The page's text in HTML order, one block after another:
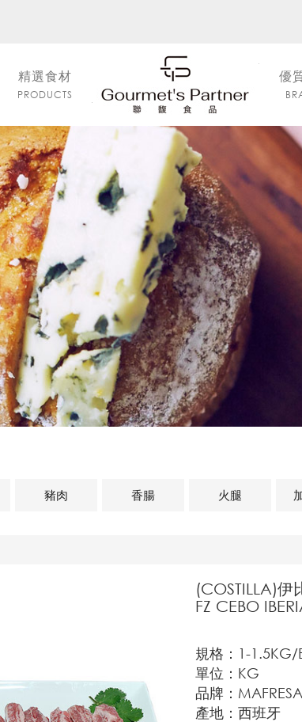
精選食材
PRODUCTS
優
豬肉 香腸 火腿
(COSTILLA)伊
FZ CEBO
規格：1-
單位：KG
品牌：
產地：西班牙